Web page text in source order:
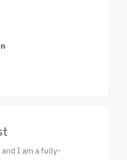
I am a fully-